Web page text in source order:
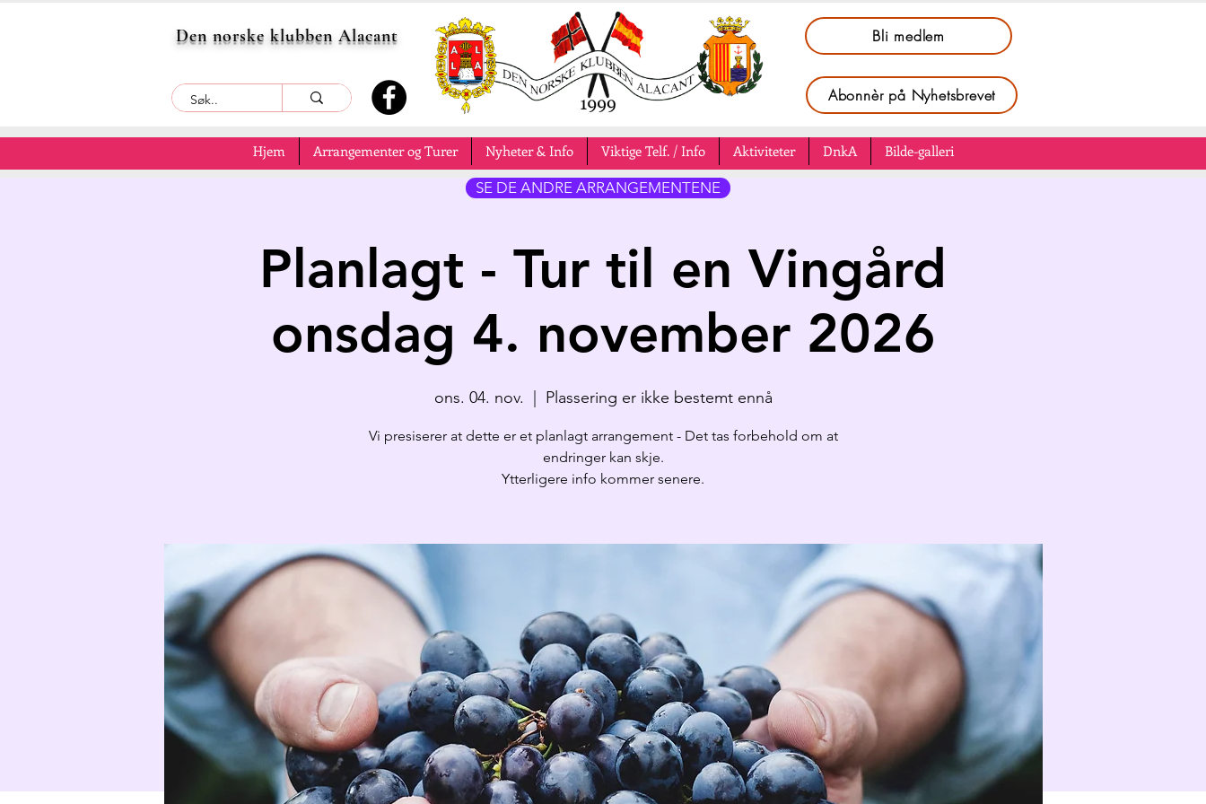
Den norske klubben Alacant Bli medlem
Abonnèr på Nyhetsbrevet
Hjem Arrangementer og Turer Nyheter & Info Viktige Telf. / Info Aktiviteter DnkA Bilde-galleri
Planlagt - Tur til en Vingård
onsdag 4. november 2026
ons. 04. nov. Plassering er ikke bestemt ennå
Vi presiserer at dette er et planlagt arrangement - Det tas forbehold om at
endringer kan skje.
Ytterligere info kommer senere.
SE DE ANDRE ARRANGEMENTENE